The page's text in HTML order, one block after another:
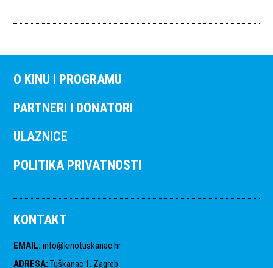
O KINU I PROGRAMU
PARTNERI I DONATORI
ULAZNICE
POLITIKA PRIVATNOSTI
KONTAKT
EMAIL: info@kinotuskanac.hr
ADRESA: Tuškanac 1, Zagreb